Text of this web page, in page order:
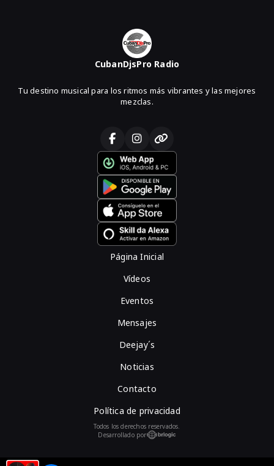
CubanDjsPro Radio
Tu destino musical para los ritmos más vibrantes y las mejores
mezclas.
Página Inicial
Vídeos
Eventos
Mensajes
Deejay´s
Noticias
Contacto
Política de privacidad
Todos los derechos reservados.
Desarrollado por